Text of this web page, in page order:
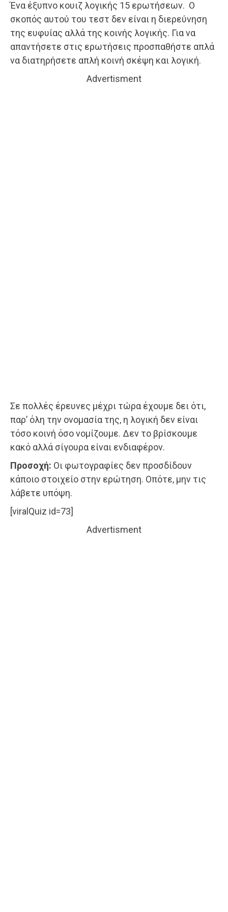
Ένα έξυπνο κουιζ λογικής 15 ερωτήσεων. Ο
σκοπός αυτού του τεστ δεν είναι η διερεύνηση
της ευφυίας αλλά της κοινής λογικής. Για να
απαντήσετε στις ερωτήσεις προσπαθήστε απλά
να διατηρήσετε απλή κοινή σκέψη και λογική.
Advertisment
Σε πολλές έρευνες μέχρι τώρα έχουμε δει ότι,
παρ’ όλη την ονομασία της, η λογική δεν είναι
τόσο κοινή όσο νομίζουμε. Δεν το βρίσκουμε
κακό αλλά σίγουρα είναι ενδιαφέρον.
Προσοχή: Οι φωτογραφίες δεν προσδίδουν
κάποιο στοιχείο στην ερώτηση. Οπότε, μην τις
λάβετε υπόψη.
[viralQuiz id=73]
Advertisment